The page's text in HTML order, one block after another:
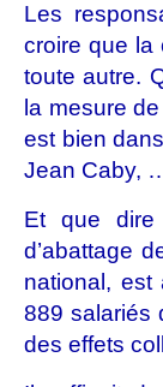
Les
croire que la
toute autre.
la mesure
est bien
Jean Caby,
Et que dire
d’abattage
national, est
889 salariés
des effets